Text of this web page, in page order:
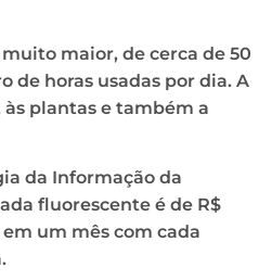
maior, de cerca de 50
de horas usadas por dia. A
plantas e também a
da Informação da
fluorescente é de R$
um mês com cada